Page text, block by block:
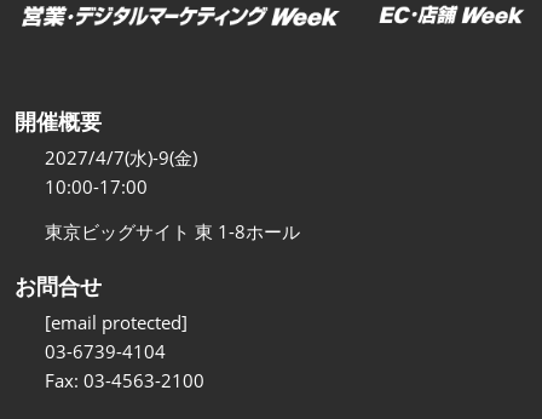
開催概要
2027/4/7(水)-9(金)
10:00-17:00
東京ビッグサイト 東 1-8ホール
お問合せ
[email protected]
03-6739-4104
Fax: 03-4563-2100